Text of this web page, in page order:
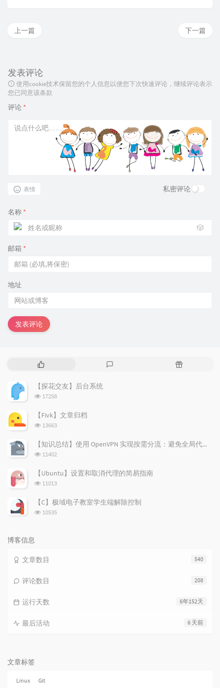
下一篇
上一篇
发表评论
使用cookie技术保留您的个人信息以便您下次快速评论，继续评论表示
您已同意该条款
评论 *
表情 私密评论
名称 *
🎲
邮箱 *
地址
发表评论
热
文
章
随
【探花交友】后台系统
浏
次
17258
【Fivk】文章归档
浏
次
数:
13663
【知识总结】使用 OpenVPN 实现按需分流：避免全局代理泄露隐私
浏
次
11402
【Ubuntu】设置和取消代理的简易指南
浏
次
数:
11013
【C】极域电子教室学生端解除控制
浏
10535
博客信息
540
文章数目
208
评论数目
6年152天
运行天数
6 天前
最后活动
文章标签
Linux Git